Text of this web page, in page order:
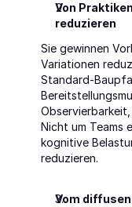
Von
reduzieren
Sie gewinnen
Variationen
Standard-
Nicht um Teams
kognitive
reduzieren.
Vom